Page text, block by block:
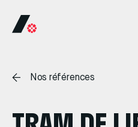
Nos références